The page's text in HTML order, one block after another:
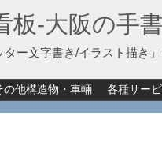
板‐大阪の手
ター文字書き/イラスト描き
の他構造物・車輛 各種サー